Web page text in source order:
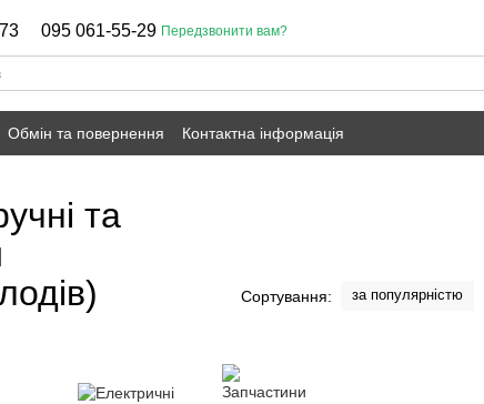
095 061-55-29 Передзвонити вам?
Обмін та повернення Контактна інформація
та
Сортування: за популярністю